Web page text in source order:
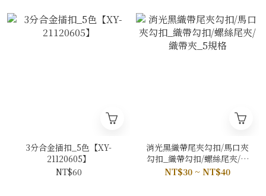
3分合金插扣_5色【XY-
21120605】
NT$60
消光黑織帶尾夾勾扣/馬口夾
勾扣_織帶勾扣/螺絲尾夾/織
帶夾_5規格
NT$30 ~ NT$40